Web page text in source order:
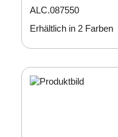
ALC.087550
Erhältlich in 2 Farben